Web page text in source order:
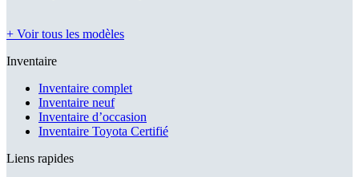
+ Voir tous les modèles
Inventaire
Inventaire complet
Inventaire neuf
Inventaire d’occasion
Inventaire Toyota Certifié
Liens rapides